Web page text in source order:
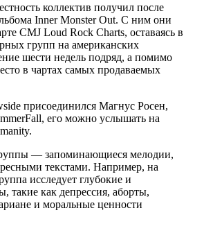
коллектив получил после
Inner Monster Out. С ним они
CMJ Loud Rock Charts, оставаясь в
групп на американских
шести недель подряд, а помимо
в чартах самых продаваемых
присоединился Магнус Росен,
его можно услышать на
— запоминающиеся мелодии,
текстами. Например, на
исследует глубокие и
такие как депрессия, аборты,
и моральные ценности